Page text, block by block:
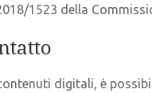
1523 della
digitali, è